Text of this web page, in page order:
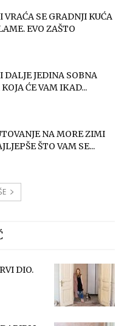
VRAĆA SE GRADNJI KUĆA
EVO ZAŠTO
DALJE JEDINA SOBNA
ĆE VAM IKAD...
NA MORE ZIMI
ŠTO VAM SE...
DIO.